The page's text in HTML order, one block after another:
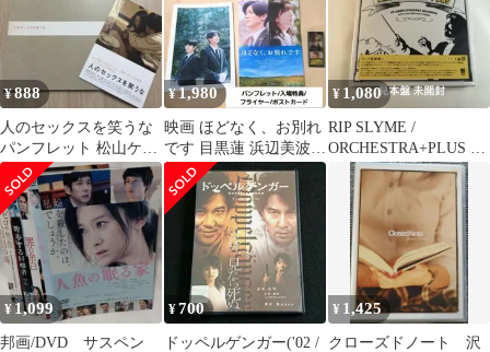
¥888
人のセックスを笑うな
パンフレット 松山ケン
イチ 永作博美 蒼井優
¥1,980
映画 ほどなく、お別れ
です 目黒蓮 浜辺美波
パンフレット 特典しお
り他いろいろ
¥ 1,080
RIP SLYME /
ORCHESTRA+PLUS 初
¥1,099
邦画/DVD サスペン
¥700
ドッペルゲンガー('02 /
¥ 1,425
クローズドノート 沢